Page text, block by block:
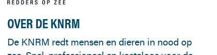
OVER DE KNRM
De KNRM redt mensen en dieren in nood op